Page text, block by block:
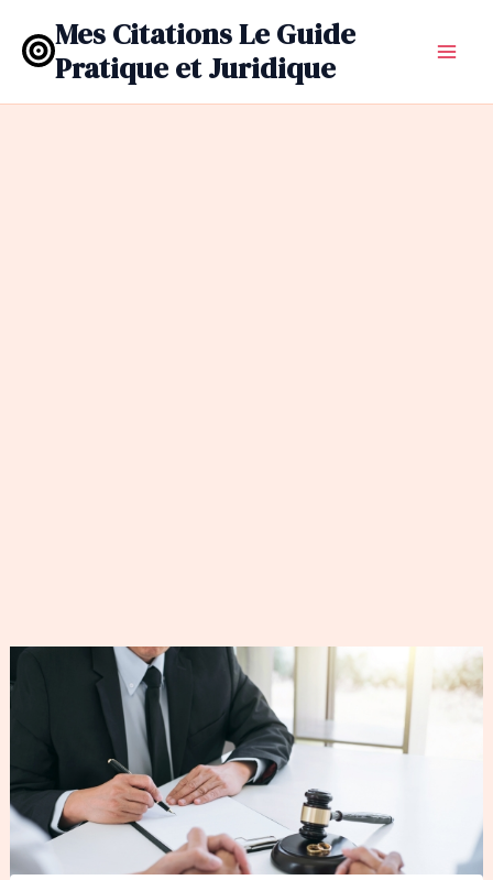
contenu
Mes Citations Le Guide
Pratique et Juridique